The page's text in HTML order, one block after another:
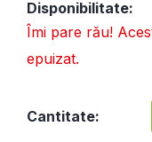
Disponibilitate:
Îmi pare rău!
epuizat.
Cantitate: